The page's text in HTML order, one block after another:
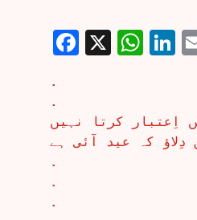
X
.
.
اِعتبار کرتا نہیں
دِلاؤ کہ عید آئی ہے
.
.
.